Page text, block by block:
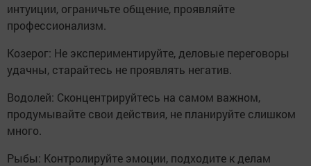
интуиции, ограничьте общение, проявляйте
профессионализм.
Козерог: Не экспериментируйте, деловые переговоры
удачны, старайтесь не проявлять негатив.
Водолей: Сконцентрируйтесь на самом важном,
продумывайте свои действия, не планируйте слишком
много.
Рыбы: Контролируйте эмоции, подходите к делам